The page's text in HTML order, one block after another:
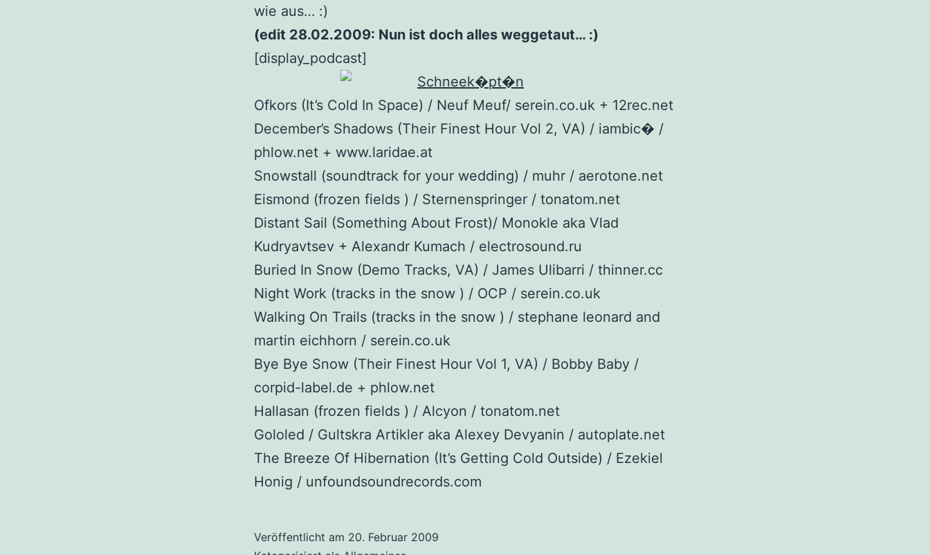
wie aus… :)
(edit 28.02.2009: Nun ist doch alles weggetaut… :)
[display_podcast]
Ofkors (It’s Cold In Space) / Neuf Meuf/ serein.co.uk + 12rec.net
December’s Shadows (Their Finest Hour Vol 2, VA) / iambic� /
phlow.net + www.laridae.at
Snowstall (soundtrack for your wedding) / muhr / aerotone.net
Eismond (frozen fields ) / Sternenspringer / tonatom.net
Distant Sail (Something About Frost)/ Monokle aka Vlad
Kudryavtsev + Alexandr Kumach / electrosound.ru
Buried In Snow (Demo Tracks, VA) / James Ulibarri / thinner.cc
Night Work (tracks in the snow ) / OCP / serein.co.uk
Walking On Trails (tracks in the snow ) / stephane leonard and
martin eichhorn / serein.co.uk
Bye Bye Snow (Their Finest Hour Vol 1, VA) / Bobby Baby /
corpid-label.de + phlow.net
Hallasan (frozen fields ) / Alcyon / tonatom.net
Gololed / Gultskra Artikler aka Alexey Devyanin / autoplate.net
The Breeze Of Hibernation (It’s Getting Cold Outside) / Ezekiel
Honig / unfoundsoundrecords.com
Veröffentlicht am 20. Februar 2009